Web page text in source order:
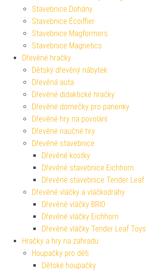
Stavebnice Dohány
Stavebnice Écoiffier
Stavebnice Magformers
Stavebnice Magnetics
Dřevěné hračky
Dětský dřevěný nábytek
Dřevěná auta
Dřevěné didaktické hračky
Dřevěné domečky pro panenky
Dřevěné hry na povolání
Dřevěné naučné hry
Dřevěné stavebnice
Dřevěné kostky
Dřevěné stavebnice Eichhorn
Dřevěné stavebnice Tender Leaf
Dřevěné vláčky a vláčkodráhy
Dřevěné vláčky BRIO
Dřevěné vláčky Eichhorn
Dřevěné vláčky Tender Leaf Toys
Hračky a hry na zahradu
Houpačky pro děti
Dětské houpačky